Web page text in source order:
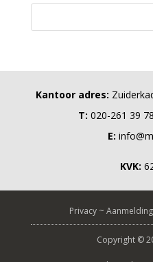
Kantoor adres:
T: 020-261 39
E:
KVK:
Privacy ~
Copyright ©